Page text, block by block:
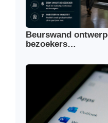
Beurswand
bezoekers…